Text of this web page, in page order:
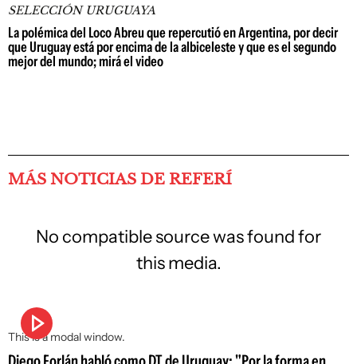
SELECCIÓN URUGUAYA
La polémica del Loco Abreu que repercutió en Argentina, por decir
que Uruguay está por encima de la albiceleste y que es el segundo
mejor del mundo; mirá el video
MÁS NOTICIAS DE REFERÍ
This is a modal window.
No compatible source was found for
this media.